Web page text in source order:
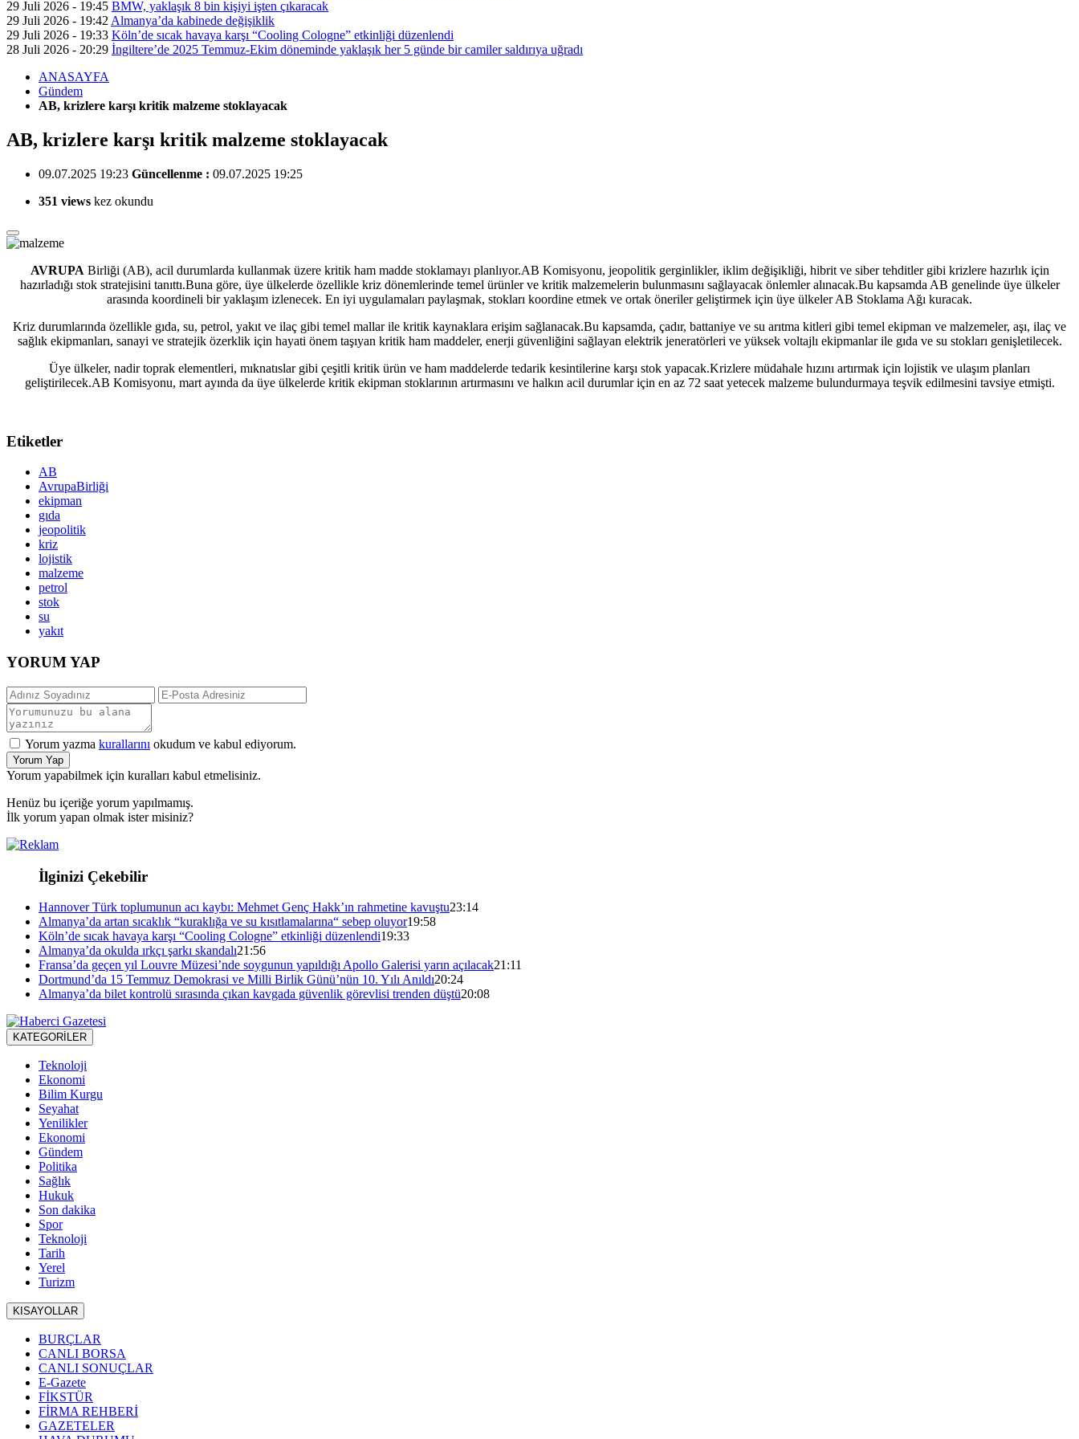
29 Juli 2026 - 19:45 BMW, yaklaşık 8 bin kişiyi işten çıkaracak
29 Juli 2026 - 19:42 Almanya’da kabinede değişiklik
29 Juli 2026 - 19:33 Köln’de sıcak havaya karşı “Cooling Cologne” etkinliği düzenlendi
28 Juli 2026 - 20:29 İngiltere’de 2025 Temmuz-Ekim döneminde yaklaşık her 5 günde bir camiler saldırıya uğradı
ANASAYFA
Gündem
AB, krizlere karşı kritik malzeme stoklayacak
AB, krizlere karşı kritik malzeme stoklayacak
09.07.2025 19:23 Güncellenme : 09.07.2025 19:25
351 views kez okundu
AVRUPA Birliği (AB), acil durumlarda kullanmak üzere kritik ham madde stoklamayı planlıyor.AB Komisyonu, jeopolitik gerginlikler, iklim değişikliği, hibrit ve siber tehditler gibi krizlere hazırlık için
hazırladığı stok stratejisini tanıttı.Buna göre, üye ülkelerde özellikle kriz dönemlerinde temel ürünler ve kritik malzemelerin bulunmasını sağlayacak önlemler alınacak.Bu kapsamda AB genelinde üye ülkeler
arasında koordineli bir yaklaşım izlenecek. En iyi uygulamaları paylaşmak, stokları koordine etmek ve ortak öneriler geliştirmek için üye ülkeler AB Stoklama Ağı kuracak.
Kriz durumlarında özellikle gıda, su, petrol, yakıt ve ilaç gibi temel mallar ile kritik kaynaklara erişim sağlanacak.Bu kapsamda, çadır, battaniye ve su arıtma kitleri gibi temel ekipman ve malzemeler, aşı, ilaç ve
sağlık ekipmanları, sanayi ve stratejik özerklik için hayati önem taşıyan kritik ham maddeler, enerji güvenliğini sağlayan elektrik jeneratörleri ve yüksek voltajlı ekipmanlar ile gıda ve su stokları genişletilecek.
Üye ülkeler, nadir toprak elementleri, mıknatıslar gibi çeşitli kritik ürün ve ham maddelerde tedarik kesintilerine karşı stok yapacak.Krizlere müdahale hızını artırmak için lojistik ve ulaşım planları
geliştirilecek.AB Komisyonu, mart ayında da üye ülkelerde kritik ekipman stoklarının artırmasını ve halkın acil durumlar için en az 72 saat yetecek malzeme bulundurmaya teşvik edilmesini tavsiye etmişti.
Etiketler
AB
AvrupaBirliği
ekipman
gıda
jeopolitik
kriz
lojistik
malzeme
petrol
stok
su
yakıt
YORUM YAP
Yorum yazma kurallarını okudum ve kabul ediyorum.
Yorum Yap
Yorum yapabilmek için kuralları kabul etmelisiniz.
Henüz bu içeriğe yorum yapılmamış.
İlk yorum yapan olmak ister misiniz?
İlginizi Çekebilir
Hannover Türk toplumunun acı kaybı: Mehmet Genç Hakk’ın rahmetine kavuştu23:14
Almanya’da artan sıcaklık “kuraklığa ve su kısıtlamalarına“ sebep oluyor19:58
Köln’de sıcak havaya karşı “Cooling Cologne” etkinliği düzenlendi19:33
Almanya’da okulda ırkçı şarkı skandalı21:56
Fransa’da geçen yıl Louvre Müzesi’nde soygunun yapıldığı Apollo Galerisi yarın açılacak21:11
Dortmund’da 15 Temmuz Demokrasi ve Milli Birlik Günü’nün 10. Yılı Anıldı20:24
Almanya’da bilet kontrolü sırasında çıkan kavgada güvenlik görevlisi trenden düştü20:08
KATEGORİLER
Teknoloji
Ekonomi
Bilim Kurgu
Seyahat
Yenilikler
Ekonomi
Gündem
Politika
Sağlık
Hukuk
Son dakika
Spor
Teknoloji
Tarih
Yerel
Turizm
KISAYOLLAR
BURÇLAR
CANLI BORSA
CANLI SONUÇLAR
E-Gazete
FİKSTÜR
FİRMA REHBERİ
GAZETELER